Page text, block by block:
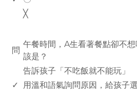
╳
問
午餐時間，A生看著餐點卻不
該是？
告訴孩子「不吃飯就不能玩」
✓
用溫和語氣詢問原因，給孩子